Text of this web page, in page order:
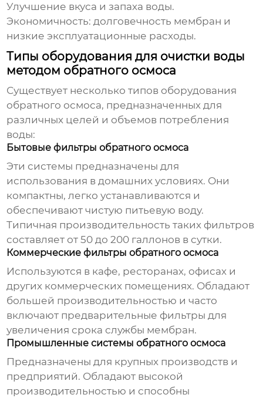
Улучшение вкуса и запаха воды.
Экономичность: долговечность мембран и
низкие эксплуатационные расходы.
Типы оборудования для очистки воды
методом обратного осмоса
Существует несколько типов оборудования
обратного осмоса, предназначенных для
различных целей и объемов потребления
воды:
Бытовые фильтры обратного осмоса
Эти системы предназначены для
использования в домашних условиях. Они
компактны, легко устанавливаются и
обеспечивают чистую питьевую воду.
Типичная производительность таких фильтров
составляет от 50 до 200 галлонов в сутки.
Коммерческие фильтры обратного осмоса
Используются в кафе, ресторанах, офисах и
других коммерческих помещениях. Обладают
большей производительностью и часто
включают предварительные фильтры для
увеличения срока службы мембран.
Промышленные системы обратного осмоса
Предназначены для крупных производств и
предприятий. Обладают высокой
производительностью и способны